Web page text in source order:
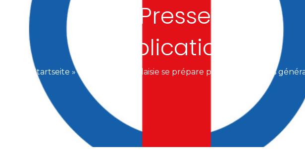
Presse
Publications
Startseite »Contexte: La Malaisie se prépare pour les élections